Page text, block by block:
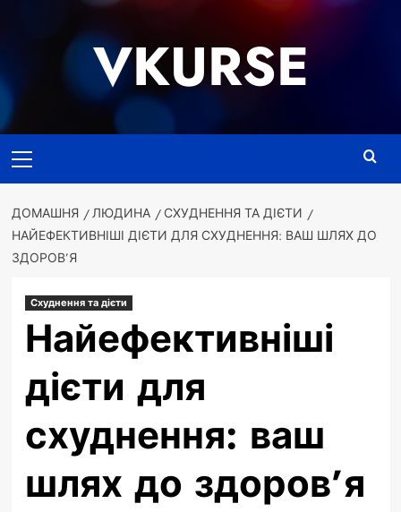
VKURSE
меню
ДОМАШНЯ ЛЮДИНА
СХУДНЕННЯ ТА ДІЄТИ
НАЙЕФЕКТИВНІШІ ДІЄТИ ДЛЯ СХУДНЕННЯ: ВАШ ШЛЯХ ДО
ЗДОРОВ’Я
Схуднення та дієти
Найефективніші
дієти для
схуднення: ваш
шлях до здоров’я